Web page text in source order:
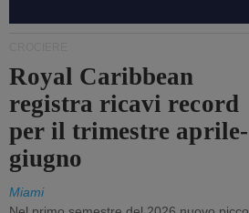
Royal Caribbean
registra ricavi record
per il trimestre aprile-
giugno
Miami